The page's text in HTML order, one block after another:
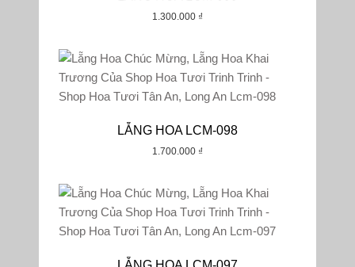
1.300.000 ₫
LẴNG HOA LCM-098
1.700.000 ₫